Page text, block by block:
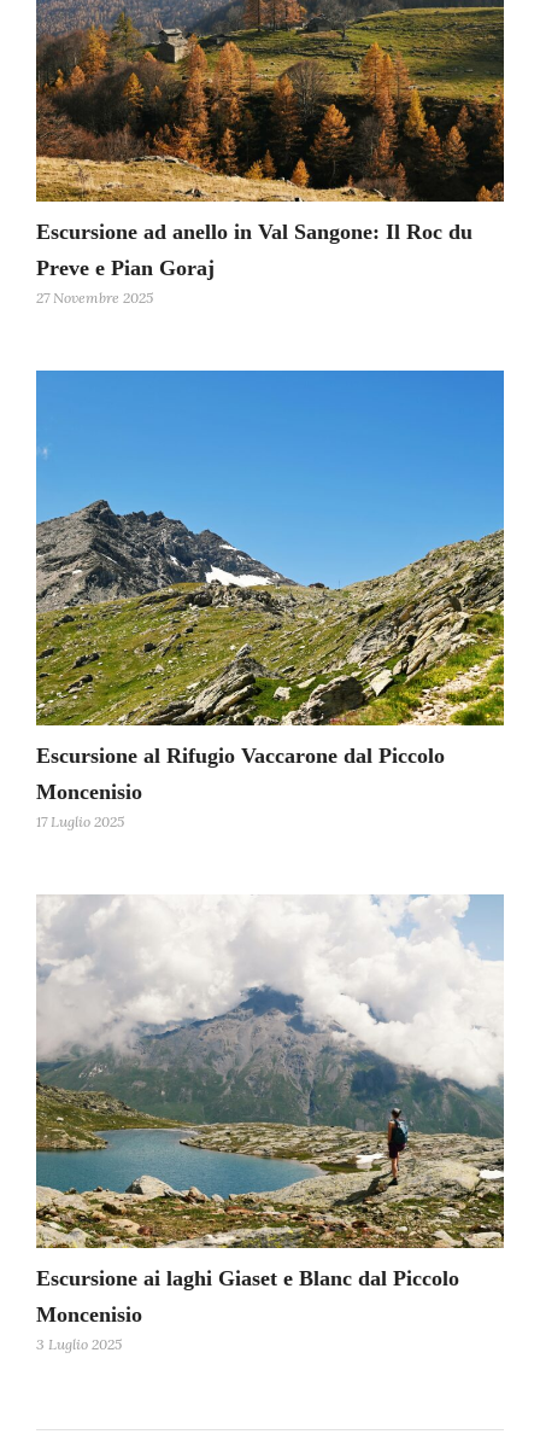
Escursione ad anello in Val Sangone: Il Roc du
Preve e Pian Goraj
27 Novembre 2025
Escursione al Rifugio Vaccarone dal Piccolo
Moncenisio
17 Luglio 2025
Escursione ai laghi Giaset e Blanc dal Piccolo
Moncenisio
3 Luglio 2025